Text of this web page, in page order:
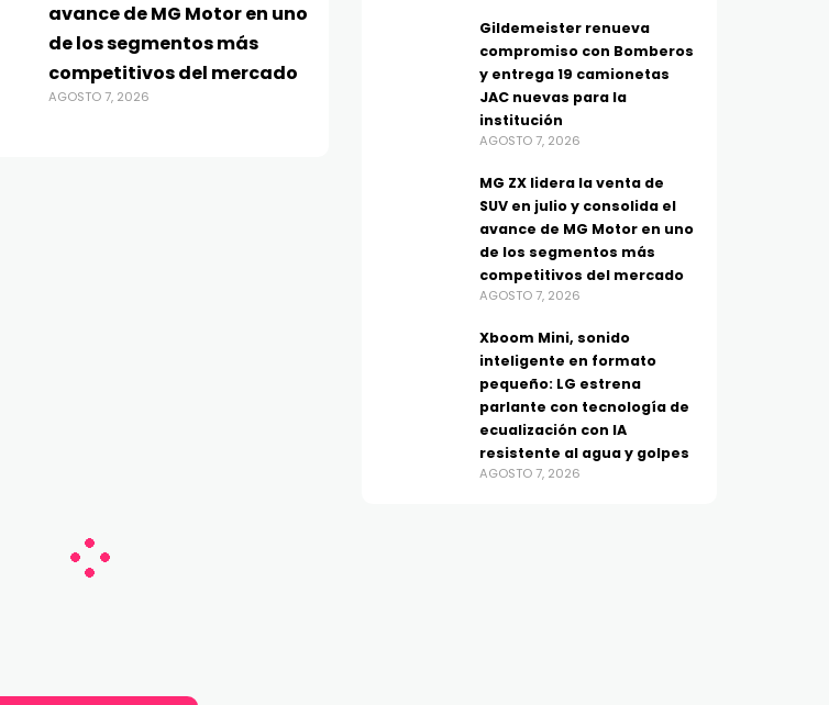
avance de MG Motor en uno
de los segmentos más
competitivos del mercado
AGOSTO 7, 2026
parlante con tecnología de
ecualización con IA
resistente al agua y golpes
descuentos en
AGOSTO 7, 2026
Gildemeister renueva
compromiso con Bomberos
y entrega 19 camionetas
JAC nuevas para la
institución
AGOSTO 7, 2026
MG ZX lidera la venta de
SUV en julio y consolida el
avance de MG Motor en uno
de los segmentos más
competitivos del mercado
AGOSTO 7, 2026
Xboom Mini, sonido
inteligente en formato
pequeño: LG estrena
parlante con tecnología de
ecualización con IA
resistente al agua y golpes
AGOSTO 7, 2026